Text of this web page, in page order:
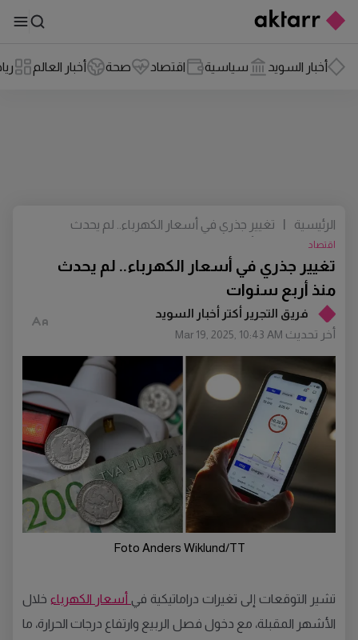
أخبار السويد سياسية اقتصاد صحة أخبار العالم
فريق التجرير أكتر أخبار السويد
أخر تحديث Mar 19, 2025, 10:43 AM
تغيير جذري في أسعار الكهرباء.. لم يحدث
منذ أربع سنوات
اقتصاد
الرئيسية |
تغيير جذري في أسعار الكهرباء.. لم يحدث
Foto Anders Wiklund/TT
تشير التوقعات إلى تغيرات دراماتيكية في أسعار الكهرباء خلال
الأشهر المقبلة، مع دخول فصل الربيع وارتفاع درجات الحرارة، ما